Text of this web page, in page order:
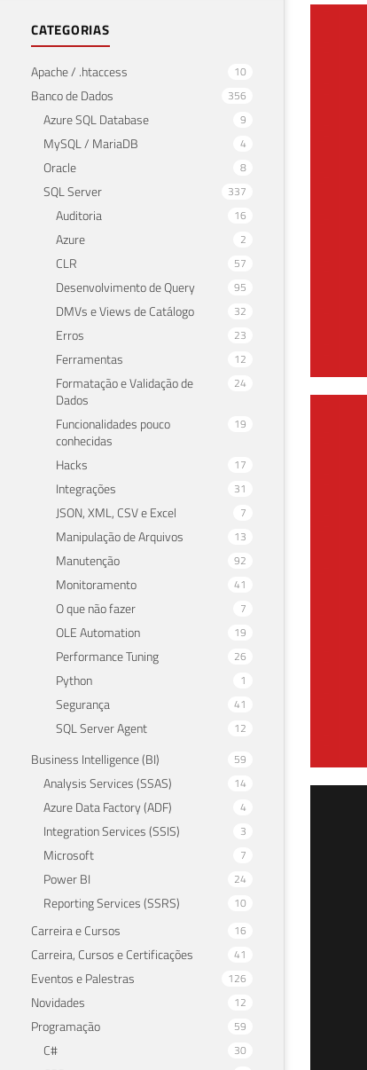
CATEGORIAS
Apache / .htaccess 10
Banco de Dados 356
Azure SQL Database 9
MySQL / MariaDB 4
Oracle 8
SQL Server 337
Auditoria 16
Azure 2
CLR 57
Desenvolvimento de Query 95
DMVs e Views de Catálogo 32
Erros 23
Ferramentas 12
Formatação e Validação de
Dados
24
Funcionalidades pouco
conhecidas
19
Hacks 17
Integrações 31
JSON, XML, CSV e Excel 7
Manipulação de Arquivos 13
Manutenção 92
Monitoramento 41
O que não fazer 7
OLE Automation 19
Performance Tuning 26
Python 1
Segurança 41
SQL Server Agent 12
Business Intelligence (BI) 59
Analysis Services (SSAS) 14
Azure Data Factory (ADF) 4
Integration Services (SSIS) 3
Microsoft 7
Power BI 24
Reporting Services (SSRS) 10
Carreira e Cursos 16
Carreira, Cursos e Certificações 41
Eventos e Palestras 126
Novidades 12
Programação 59
C# 30